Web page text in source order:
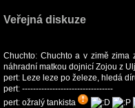
Veřejná diskuze
Chuchto: Chuchto a v zimě zima
náhradní matkou dojnicí Zojou z
pert: Leze leze po železe, hledá
pert: ---------------------------------
pert: ožralý tankista